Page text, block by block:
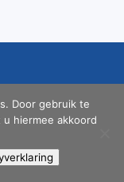
Door gebruik te
hiermee akkoord